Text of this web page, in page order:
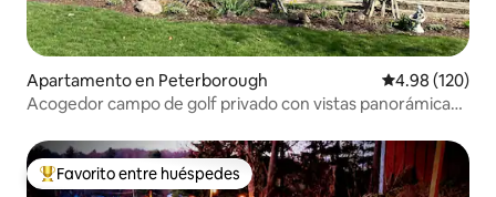
Apartamento en Peterborough Calificación
4.98 (120)
Acogedor campo de golf privado con vistas panorámicas
Favorito entre huéspedes preferido
Favorito entre huéspedes